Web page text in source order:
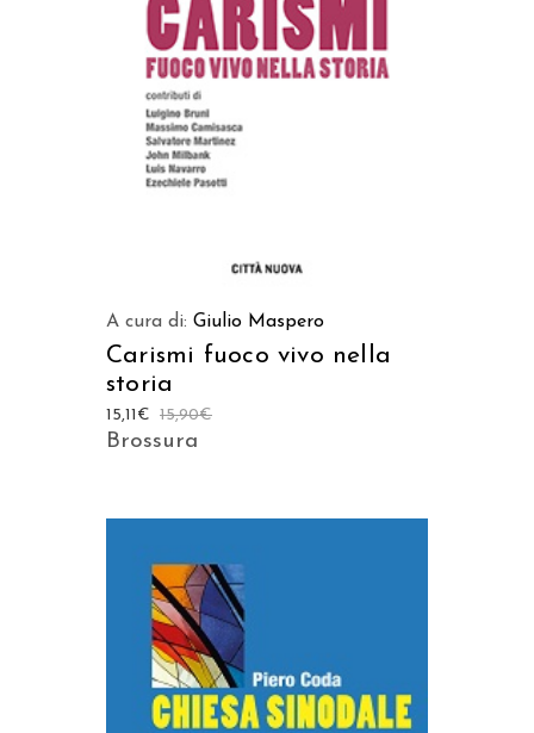
AGGIUNGI AL CARRELLO
A cura di: Giulio Maspero
Carismi fuoco vivo nella
storia
15,90€
15,11 €
Brossura